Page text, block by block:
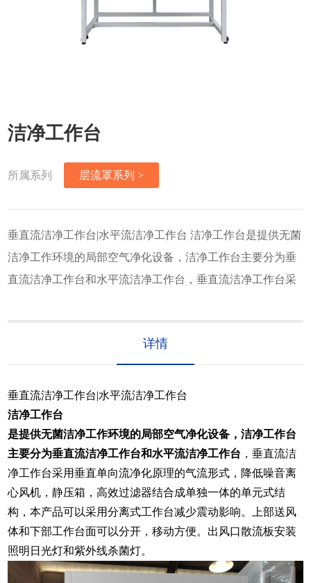
洁净工作台
所属系列 层流罩系列 >
垂直流洁净工作台|水平流洁净工作台 洁净工作台是提供无菌
洁净工作环境的局部空气净化设备，洁净工作台主要分为垂
直流洁净工作台和水平流洁净工作台，垂直流洁净工作台采
详情
垂直流洁净工作台|水平流洁净工作台
洁净工作台
是提供无菌洁净工作环境的局部空气净化设备，洁净工作台
主要分为垂直流洁净工作台和水平流洁净工作台 ，垂直流洁
净工作台采用垂直单向流净化原理的气流形式，降低噪音离
心风机，静压箱，高效过滤器结合成单独一体的单元式结
构，本产品可以采用分离式工作台减少震动影响。上部送风
体和下部工作台面可以分开，移动方便。出风口散流板安装
照明日光灯和紫外线杀菌灯。